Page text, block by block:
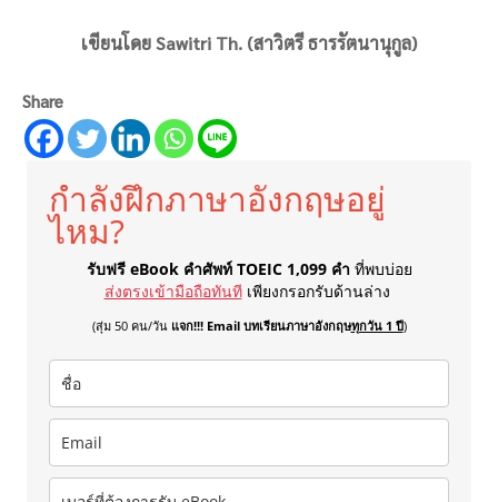
เขียนโดย Sawitri Th. (สาวิตรี ธารรัตนานุกูล)
Share
กำลังฝึกภาษาอังกฤษอยู่
ไหม?
รับฟรี eBook คำศัพท์ TOEIC 1,099 คำ ที่พบบ่อย
ส่งตรงเข้ามือถือทันที เพียงกรอกรับด้านล่าง
(สุ่ม 50 คน/วัน แจก!!! Email บทเรียนภาษาอังกฤษทุกวัน 1 ปี)